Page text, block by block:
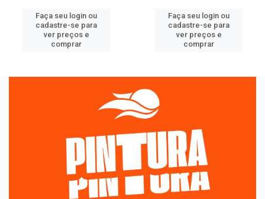
Faça seu login ou
cadastre-se para
ver preços e
comprar
Faça seu login ou
cadastre-se para
ver preços e
comprar